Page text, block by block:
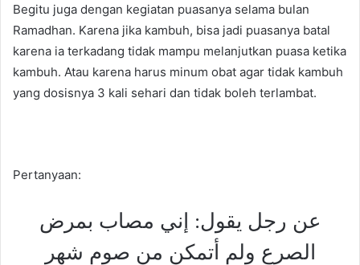
Begitu juga dengan kegiatan puasanya selama bulan
Ramadhan. Karena jika kambuh, bisa jadi puasanya batal
karena ia terkadang tidak mampu melanjutkan puasa ketika
kambuh. Atau karena harus minum obat agar tidak kambuh
yang dosisnya 3 kali sehari dan tidak boleh terlambat.
Pertanyaan:
عن رجل يقول: إني مصاب بمرض
الصرع ولم أتمكن من صوم شهر